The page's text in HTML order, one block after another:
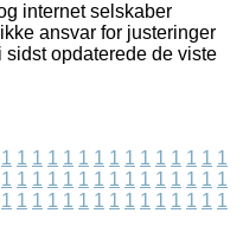
internet selskaber
ansvar for justeringer
opdaterede de viste
1 1 1 1 1 1 1 1 1 1 1 1 1 1 1
1 1 1 1 1 1 1 1 1 1 1 1 1 1 1
1 1 1 1 1 1 1 1 1 1 1 1 1 1 1